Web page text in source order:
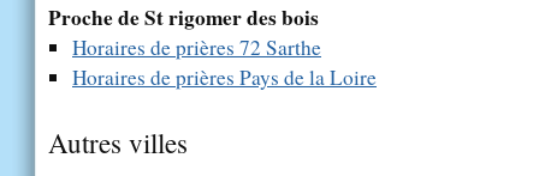
Proche de St rigomer des bois
Horaires de prières 72 Sarthe
Horaires de prières Pays de la Loire
Autres villes